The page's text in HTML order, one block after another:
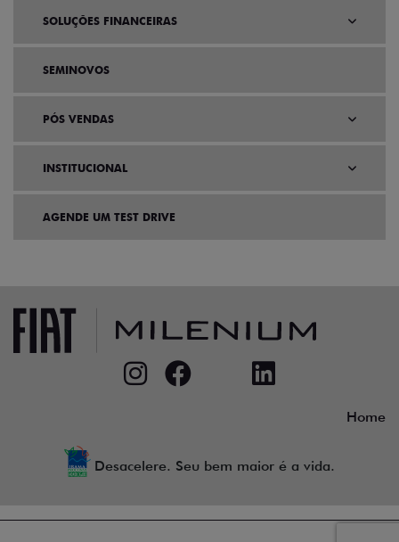
SOLUÇÕES FINANCEIRAS
SEMINOVOS
PÓS VENDAS
INSTITUCIONAL
AGENDE UM TEST DRIVE
Home
Desacelere. Seu bem maior é a vida.